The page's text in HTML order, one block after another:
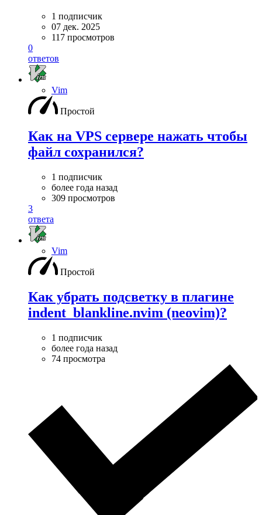
1 подписчик
07 дек. 2025
117 просмотров
0
ответов
Vim
Простой
Как на VPS сервере нажать чтобы
файл сохранился?
1 подписчик
более года назад
309 просмотров
3
ответа
Vim
Простой
Как убрать подсветку в плагине
indent_blankline.nvim (neovim)?
1 подписчик
более года назад
74 просмотра